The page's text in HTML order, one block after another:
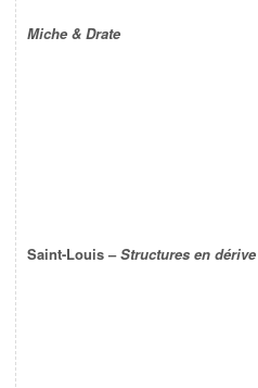
Miche & Drate
Saint-Louis –Structures en dérive